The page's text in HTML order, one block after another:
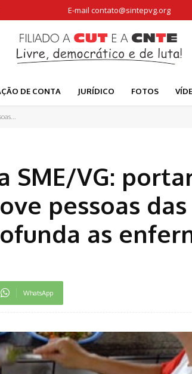
E-mail contato@sintepvg.org
DE CONTA JURÍDICO FOTOS
SME/VG:
pessoas das
as
WhatsApp